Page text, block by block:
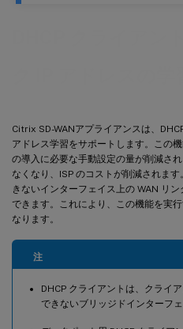
Citrix SD-WANアプライアンスは、
アドレス学習をサポートします。この
の導入に必要な手動設定の量が削減さ
なくなり、ISP のコストが削減されま
きないインターフェイス上の WAN リ
できます。これにより、この機能を実
なります。
注
DHCP クライアントは、クライ
できないブリッジドインターフ